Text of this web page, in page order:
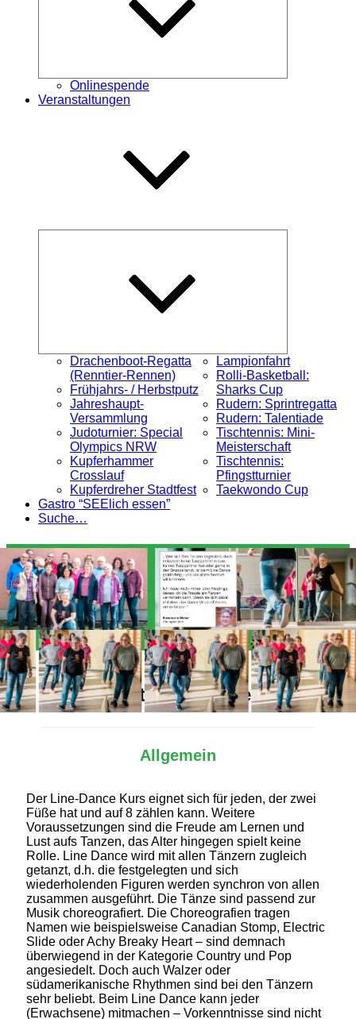
Onlinespende
Veranstaltungen
Drachenboot-Regatta
(Renntier-Rennen)
Frühjahrs- / Herbstputz
Jahreshaupt-
Versammlung
Judoturnier: Special
Olympics NRW
Kupferhammer
Crosslauf
Kupferdreher Stadtfest
Lampionfahrt
Rolli-Basketball:
Sharks Cup
Rudern: Sprintregatta
Rudern: Talentiade
Tischtennis: Mini-
Meisterschaft
Tischtennis:
Pfingstturnier
Taekwondo Cup
Gastro “SEElich essen”
Suche…
Alles Wichtige auf einen Blick
Allgemein
Der Line-Dance Kurs eignet sich für jeden, der zwei
Füße hat und auf 8 zählen kann. Weitere
Voraussetzungen sind die Freude am Lernen und
Lust aufs Tanzen, das Alter hingegen spielt keine
Rolle. Line Dance wird mit allen Tänzern zugleich
getanzt, d.h. die festgelegten und sich
wiederholenden Figuren werden synchron von allen
zusammen ausgeführt. Die Tänze sind passend zur
Musik choreografiert. Die Choreografien tragen
Namen wie beispielsweise Canadian Stomp, Electric
Slide oder Achy Breaky Heart – sind demnach
überwiegend in der Kategorie Country und Pop
angesiedelt. Doch auch Walzer oder
südamerikanische Rhythmen sind bei den Tänzern
sehr beliebt. Beim Line Dance kann jeder
(Erwachsene) mitmachen – Vorkenntnisse sind nicht